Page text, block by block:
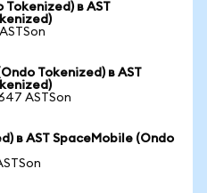
Tokenized) в AST
Tokenized) в AST
ASTSon
в AST SpaceMobile (Ondo